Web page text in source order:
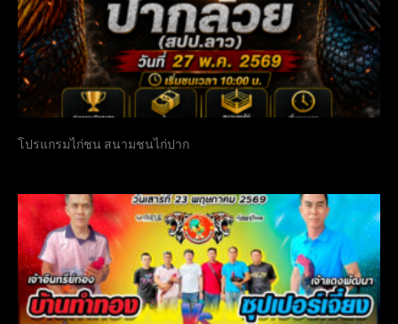
โปรแกรมไก่ชน สนามชนไก่ปาก